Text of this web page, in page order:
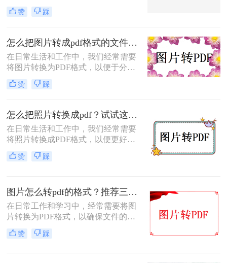
PDF不仅可以方便地整合多张图片，
还可以确保文件格式的一致性和兼容
文将介绍三种常见的图片转PDF方
法。
赞 踩
怎么把图片转成pdf格式的文件？尝试下面三种方法！
在日常生活和工作中，我们经常需要
将图片转换为PDF格式，以便于分
享、打印或归档。那么怎么把图片转
成pdf格式的文件呢？本文将介绍三种
方法都有其特点和适用场景，您可以
根据自己的需求选择最合适的方式。
赞 踩
怎么把照片转换成pdf？试试这三个转换方法！
在日常生活和工作中，我们经常需要
将照片转换成PDF格式，以便更好地
进行分享、存储或打印。那么怎么把
照片转换成pdf呢？本文将介绍三种将
赞 踩
图片怎么转pdf的格式？推荐三种实用的方法！
在日常工作和学习中，经常需要将图
片转换为PDF格式，以确保文件的格
式和排版保持不变，同时方便分享和
传递。那么图片怎么转PDF的格式
赞 踩